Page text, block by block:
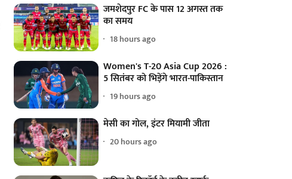
जमशेदपुर FC के पास 12 अगस्त तक
का समय
18 hours ago
Women's T-20 Asia Cup 2026 :
5 सितंबर को भिड़ेंगे भारत-पाकिस्तान
19 hours ago
मेसी का गोल, इंटर मियामी जीता
20 hours ago